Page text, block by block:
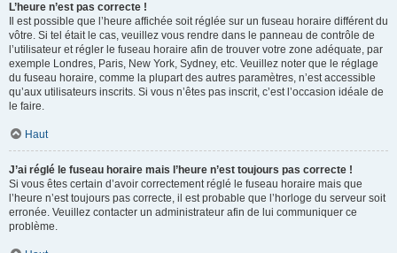
L’heure n’est pas correcte !
Il est possible que l’heure affichée soit réglée sur un fuseau horaire différent du
vôtre. Si tel était le cas, veuillez vous rendre dans le panneau de contrôle de
l’utilisateur et régler le fuseau horaire afin de trouver votre zone adéquate, par
exemple Londres, Paris, New York, Sydney, etc. Veuillez noter que le réglage
du fuseau horaire, comme la plupart des autres paramètres, n’est accessible
qu’aux utilisateurs inscrits. Si vous n’êtes pas inscrit, c’est l’occasion idéale de
le faire.
Haut
J’ai réglé le fuseau horaire mais l’heure n’est toujours pas correcte !
Si vous êtes certain d’avoir correctement réglé le fuseau horaire mais que
l’heure n’est toujours pas correcte, il est probable que l’horloge du serveur soit
erronée. Veuillez contacter un administrateur afin de lui communiquer ce
problème.